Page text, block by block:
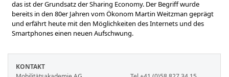
das ist der Grundsatz der Sharing Economy. Der Begriff wurde
bereits in den 80er Jahren vom Ökonom Martin Weitzman geprägt
und erfährt heute mit den Möglichkeiten des Internets und des
Smartphones einen neuen Aufschwung.
KONTAKT